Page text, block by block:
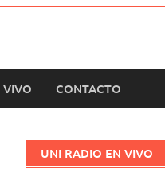
VIVO CONTACTO
UNI RADIO EN VIVO